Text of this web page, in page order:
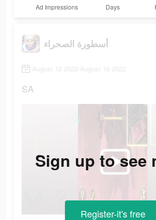
Ad Impressions Days
أسطورة الصحراء
August 12 2022-August 16 2022
SA
Sign up to see
Register-it's free